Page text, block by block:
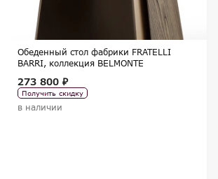
Обеденный стол фабрики FRATELLI
BARRI, коллекция BELMONTE
273 800 ₽
Получить скидку
в наличии